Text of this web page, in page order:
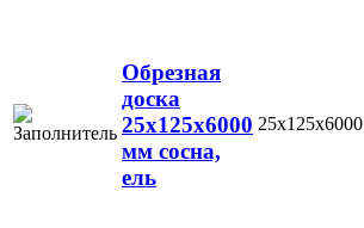
Обрезная
доска
25х125х6000
мм сосна,
ель
25х125х6000